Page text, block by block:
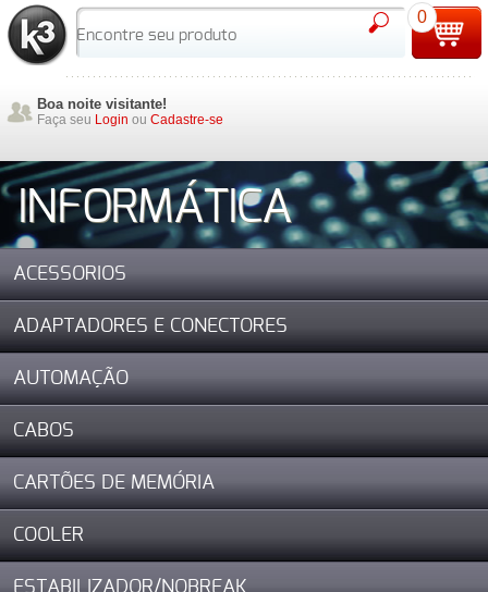
Boa noite visitante!
Faça seu Login ou Cadastre-se
0
INFORMÁTICA
ACESSORIOS
ADAPTADORES E CONECTORES
AUTOMAÇÃO
CABOS
CARTÕES DE MEMÓRIA
COOLER
ESTABILIZADOR/NOBREAK